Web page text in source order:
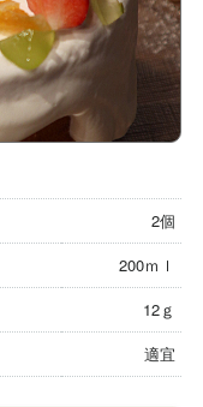
2個
200ｍｌ
12ｇ
適宜